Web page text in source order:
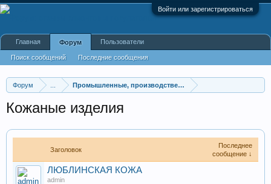
Войти или зарегистрироваться
Форум Промышленные, производственные и перерабатывающие
Кожаные изделия
Заголовок
Последнее
сообщение ↓
ЛЮБЛИНСКАЯ КОЖА
admin
Главная Форум
Поиск сообщений Последние сообщения
Пользователи